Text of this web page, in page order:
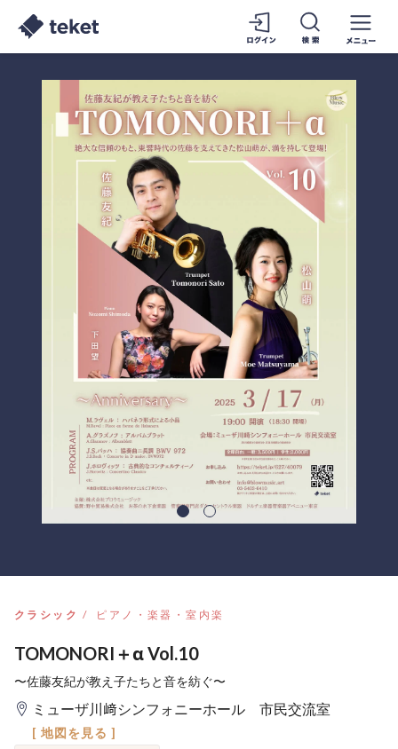
クラシック ピアノ・楽器・室内楽
TOMONORI＋α Vol.10
〜佐藤友紀が教え子たちと音を紡ぐ〜
ミューザ川﨑シンフォニーホール 市民交流室
[ 地図を見る ]